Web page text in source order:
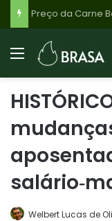
Welbert Lucas de